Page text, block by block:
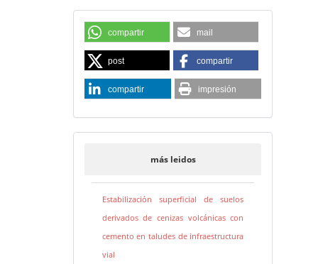
compartir mail
post compartir
compartir impresión
más leidos
Estabilización superficial de suelos
derivados de cenizas volcánicas con
cemento en taludes de infraestructura
vial